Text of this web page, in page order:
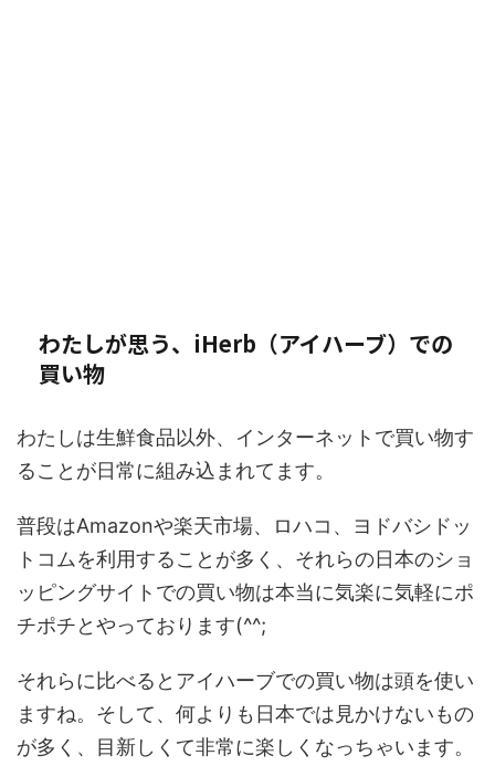
わたしが思う、iHerb（アイハーブ）での
買い物
わたしは生鮮食品以外、インターネットで買い物す
ることが日常に組み込まれてます。
普段はAmazonや楽天市場、ロハコ、ヨドバシドッ
トコムを利用することが多く、それらの日本のショ
ッピングサイトでの買い物は本当に気楽に気軽にポ
チポチとやっております(^^;
それらに比べるとアイハーブでの買い物は頭を使い
ますね。そして、何よりも日本では見かけないもの
が多く、目新しくて非常に楽しくなっちゃいます。